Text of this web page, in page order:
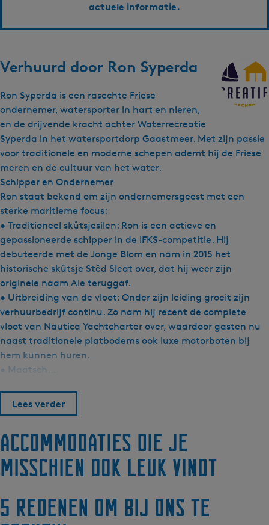
actuele informatie.
Verhuurd door Ron Syperda
Ron Syperda is een rasechte Friese
ondernemer, watersporter in hart en nieren,
en de drijvende kracht achter Waterrecreatie
Syperda in het watersportdorp Gaastmeer. Met zijn passie
voor traditionele en moderne schepen ademt hij de Friese
meren en de cultuur van het water.
Schipper en Ondernemer
Ron staat bekend om zijn ondernemersgeest met een
sterke maritieme focus:
• Traditioneel skûtsjesilen: Ron is een actieve en
gepassioneerde schipper in de IFKS-competitie. Hij
debuteerde met de Jonge Blom en nam in 2015 het
historische skûtsje Stêd Sleat over, dat hij weer zijn
originele naam Ale teruggaf.
• Uitbreiding van de vloot: Onder zijn leiding groeit zijn
verhuurbedrijf continu. Zo nam hij recent de complete
vloot van Nautica Yachtcharter over, waardoor gasten nu
naast traditionele platbodems ook luxe motorboten bij
hem kunnen huren.
• Maatsch…
Lees verder
Accommodaties die je
misschien ook leuk vindt
5 redenen om bij ons te